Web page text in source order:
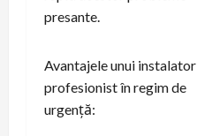
presante.
Avantajele unui instalator
profesionist în regim de
urgență: